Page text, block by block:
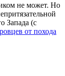
не может. Но
Запада (с
от похода